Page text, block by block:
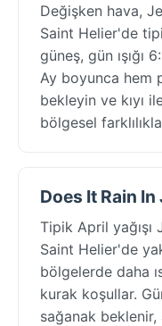
Değişken hava,
Saint Helier'de
güneş, gün ışığı
Ay boyunca hem
bekleyin ve kıyı
bölgesel
Does It Rain
Tipik April yağışı
Saint Helier'de
bölgelerde daha
kurak koşullar.
sağanak beklenir,